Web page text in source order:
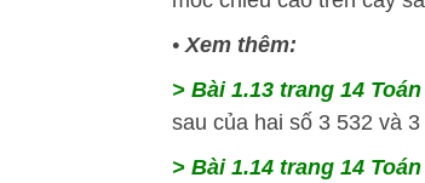
•Xem thêm:
> Bài 1.13 trang 14
sau của hai số 3 532 và
> Bài 1.14 trang 14